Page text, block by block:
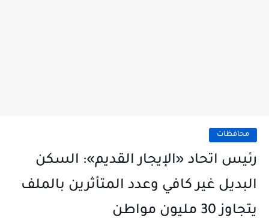
محافظات
رئيس اتحاد «الإيجار القديم»: السكن
البديل غير كافي وعدد المتأثرين بالملف
يتجاوز 30 مليون مواطن